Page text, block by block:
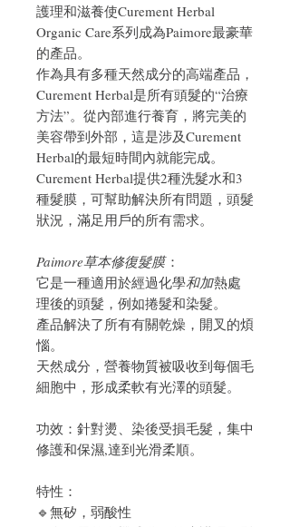
護理和滋養使Curement Herbal
Organic Care系列成為Paimore最豪華
的產品。
作為具有多種天然成分的高端產品，
Curement Herbal是所有頭髮的“治療
方法”。從內部進行養育，將完美的
美容帶到外部，這是涉及Curement
Herbal的最短時間內就能完成。
Curement Herbal提供2種洗髮水和3
種髮膜，可幫助解決所有問題，頭髮
狀況，滿足用戶的所有需求。
Paimore草本修復髮膜：
它是一種適用於經過化學和加熱處
理後的頭髮，例如捲髮和染髮。
產品解決了所有有關乾燥，開叉的煩
惱。
天然成分，營養物質被吸收到每個毛
細胞中，形成柔軟有光澤的頭髮。
功效：針對燙、染後受損毛髮，集中
修護和保濕,達到光滑柔順。
特性：
🔹無矽，弱酸性